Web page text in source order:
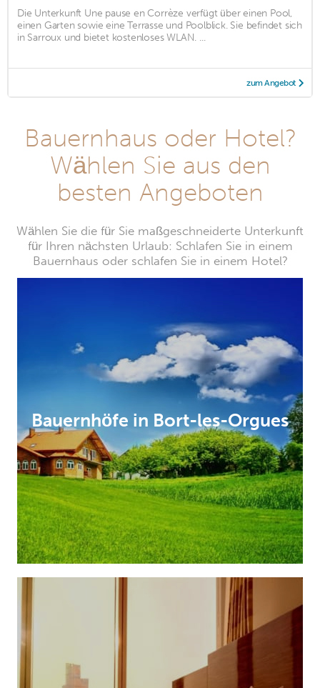
Die Unterkunft Une pause en Corrèze verfügt über einen Pool,
einen Garten sowie eine Terrasse und Poolblick. Sie befindet sich
in Sarroux und bietet kostenloses WLAN. ...
zum Angebot
Bauernhaus oder Hotel?
Wählen Sie aus den
besten Angeboten
Wählen Sie die für Sie maßgeschneiderte Unterkunft
für Ihren nächsten Urlaub: Schlafen Sie in einem
Bauernhaus oder schlafen Sie in einem Hotel?
Bauernhöfe in Bort-les-Orgues